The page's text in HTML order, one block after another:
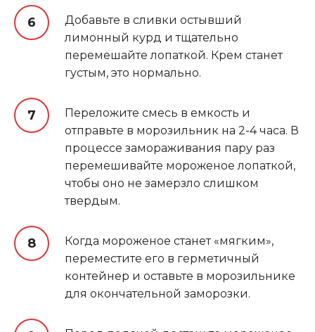
Добавьте в сливки остывший
лимонный курд и тщательно
перемешайте лопаткой. Крем станет
густым, это нормально.
Переложите смесь в емкость и
отправьте в морозильник на 2-4 часа. В
процессе замораживания пару раз
перемешивайте мороженое лопаткой,
чтобы оно не замерзло слишком
твердым.
Когда мороженое станет «мягким»,
переместите его в герметичный
контейнер и оставьте в морозильнике
для окончательной заморозки.